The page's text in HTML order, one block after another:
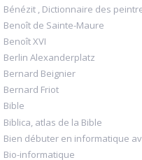
Bénézit , Dictionnaire des
Benoît de Sainte-Maure
Benoît XVI
Berlin Alexanderplatz
Bernard Beignier
Bernard Friot
Bible
Biblica, atlas de la Bible
Bien débuter en informatique
Bio-informatique